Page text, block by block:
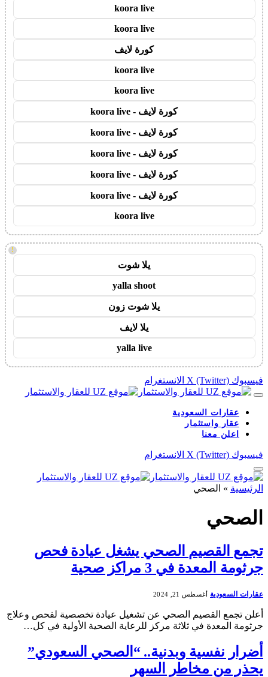
koora live
koora live
كورة لايف
koora live
koora live
كورة لايف - koora live
كورة لايف - koora live
كورة لايف - koora live
كورة لايف - koora live
كورة لايف - koora live
koora live
!
يلا شوت
yalla shoot
يلا شوت زون
يلا لايف
yalla live
فيسبوك X (Twitter) الانستغرام
عقارات السعودية
عقار واستثمار
اعلن معنا
فيسبوك X (Twitter) الانستغرام
الرئيسية » الصحي
الصحي
تجمع القصيم الصحي يشغل عيادة فحص
جرثومة المعدة في 3 مراكز صحية
عقارات السعودية أغسطس 21, 2024
أعلن تجمع القصيم الصحي عن تشغيل عيادة تخصصية لفحص وعلاج
جرثومة المعدة في ثلاثة مركز للرعاية الصحية الأولية في كل…
أضرار نفسية وبدنية.. “الصحي السعودي”
يحذر من مخاطر السهر